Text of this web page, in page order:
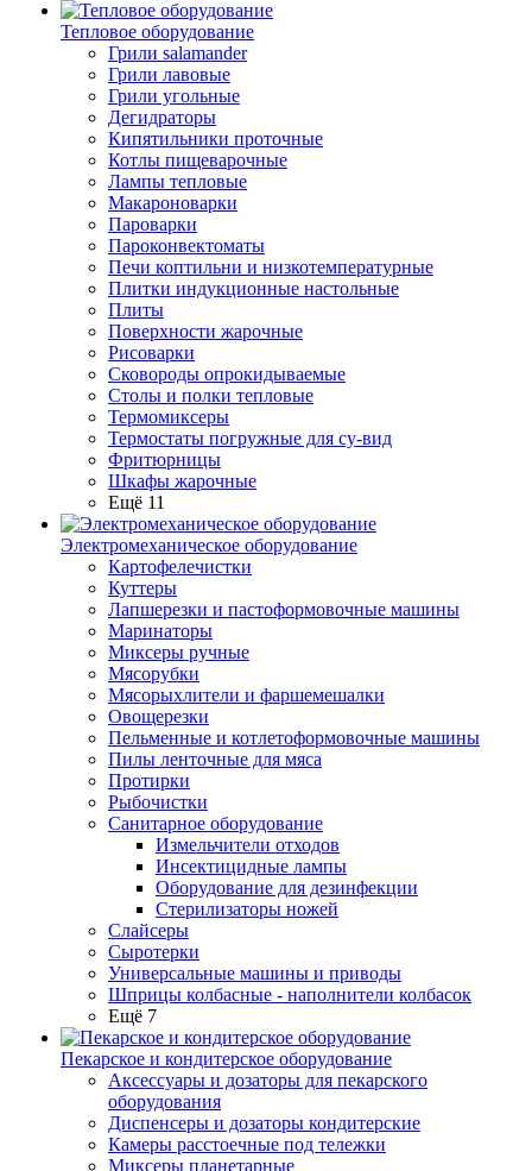
Тепловое оборудование
Грили salamander
Грили лавовые
Грили угольные
Дегидраторы
Кипятильники проточные
Котлы пищеварочные
Лампы тепловые
Макароноварки
Пароварки
Пароконвектоматы
Печи коптильни и низкотемпературные
Плитки индукционные настольные
Плиты
Поверхности жарочные
Рисоварки
Сковороды опрокидываемые
Столы и полки тепловые
Термомиксеры
Термостаты погружные для су-вид
Фритюрницы
Шкафы жарочные
Ещё 11
Электромеханическое оборудование
Картофелечистки
Куттеры
Лапшерезки и пастоформовочные машины
Маринаторы
Миксеры ручные
Мясорубки
Мясорыхлители и фаршемешалки
Овощерезки
Пельменные и котлетоформовочные машины
Пилы ленточные для мяса
Протирки
Рыбочистки
Санитарное оборудование
Измельчители отходов
Инсектицидные лампы
Оборудование для дезинфекции
Стерилизаторы ножей
Слайсеры
Сыротерки
Универсальные машины и приводы
Шприцы колбасные - наполнители колбасок
Ещё 7
Пекарское и кондитерское оборудование
Аксессуары и дозаторы для пекарского
оборудования
Диспенсеры и дозаторы кондитерские
Камеры расстоечные под тележки
Миксеры планетарные